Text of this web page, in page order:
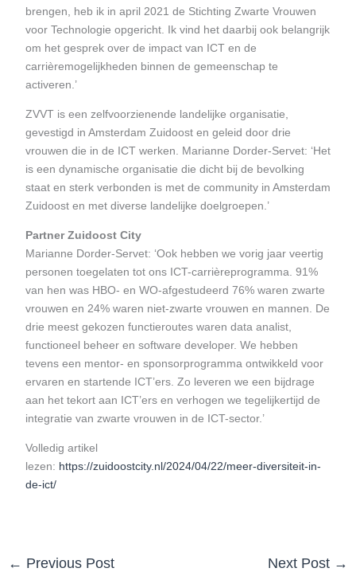
brengen, heb ik in april 2021 de Stichting Zwarte Vrouwen
voor Technologie opgericht. Ik vind het daarbij ook belangrijk
om het gesprek over de impact van ICT en de
carrièremogelijkheden binnen de gemeenschap te
activeren.’
ZVVT is een zelfvoorzienende landelijke organisatie,
gevestigd in Amsterdam Zuidoost en geleid door drie
vrouwen die in de ICT werken. Marianne Dorder-Servet: ‘Het
is een dynamische organisatie die dicht bij de bevolking
staat en sterk verbonden is met de community in Amsterdam
Zuidoost en met diverse landelijke doelgroepen.’
Partner Zuidoost City
Marianne Dorder-Servet: ‘Ook hebben we vorig jaar veertig
personen toegelaten tot ons ICT-carrièreprogramma. 91%
van hen was HBO- en WO-afgestudeerd 76% waren zwarte
vrouwen en 24% waren niet-zwarte vrouwen en mannen. De
drie meest gekozen functieroutes waren data analist,
functioneel beheer en software developer. We hebben
tevens een mentor- en sponsorprogramma ontwikkeld voor
ervaren en startende ICT’ers. Zo leveren we een bijdrage
aan het tekort aan ICT’ers en verhogen we tegelijkertijd de
integratie van zwarte vrouwen in de ICT-sector.’
Volledig artikel
lezen: https://zuidoostcity.nl/2024/04/22/meer-diversiteit-in-
de-ict/
← Previous Post Next Post →